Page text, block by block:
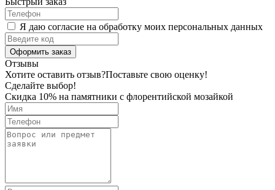
Я даю согласие на обработку моих персональных данных
Оформить заказ
Отзывы
Хотите оставить отзыв?Поставьте свою оценку!
Сделайте выбор!
Скидка 10% на памятники с флорентийской мозайкой